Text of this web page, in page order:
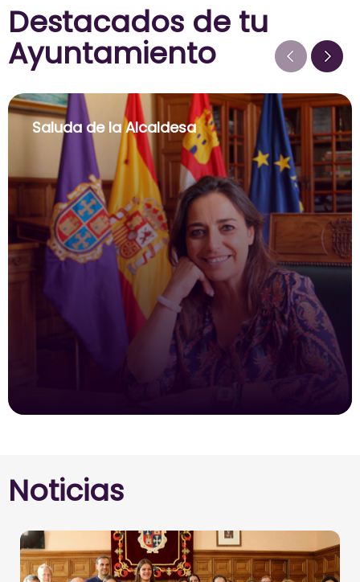
Destacados de tu
Ayuntamiento
Saluda de la Alcaldesa
Noticias